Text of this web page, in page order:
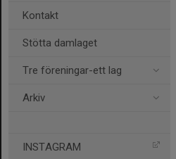
Kontakt
Stötta damlaget
Tre föreningar-ett lag
Arkiv
INSTAGRAM